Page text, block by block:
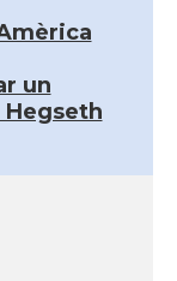
un